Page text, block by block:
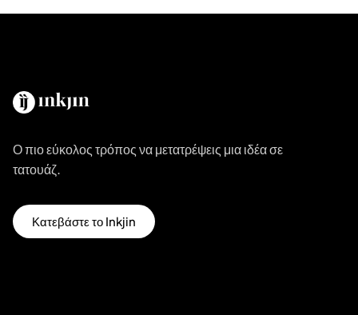
Ο πιο εύκολος τρόπος να μετατρέψεις μια ιδέα σε
τατουάζ.
Κατεβάστε το Inkjin